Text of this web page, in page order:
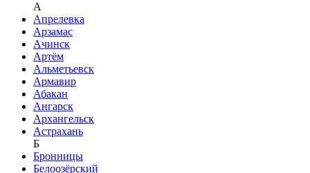
A
Апрелевка
Арзамас
Ачинск
Артём
Альметьевск
Армавир
Абакан
Ангарск
Архангельск
Астрахань
Б
Бронницы
Белоозёрский